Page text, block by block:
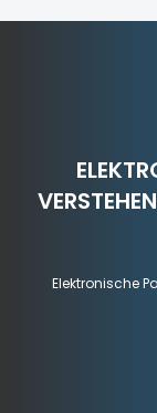
Elektronische